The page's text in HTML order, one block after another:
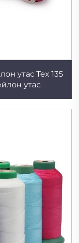
утас Tex 135
утас